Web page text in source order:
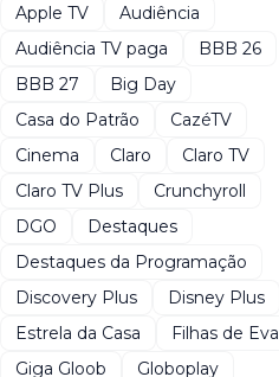
Apple TV
Audiência
Audiência TV paga
BBB 26
BBB 27
Big Day
Casa do Patrão
CazéTV
Cinema
Claro
Claro TV
Claro TV Plus
Crunchyroll
DGO
Destaques
Destaques da Programação
Discovery Plus
Disney Plus
Estrela da Casa
Filhas de Eva
Giga Gloob
Globoplay